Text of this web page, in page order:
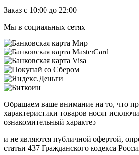
Заказ с 10:00 до 22:00
Мы в социальных сетях
Обращаем ваше внимание на то, что
характеристики товаров носят
ознакомительный характер
и не являются публичной офертой,
статьи 437 Гражданского кодекса